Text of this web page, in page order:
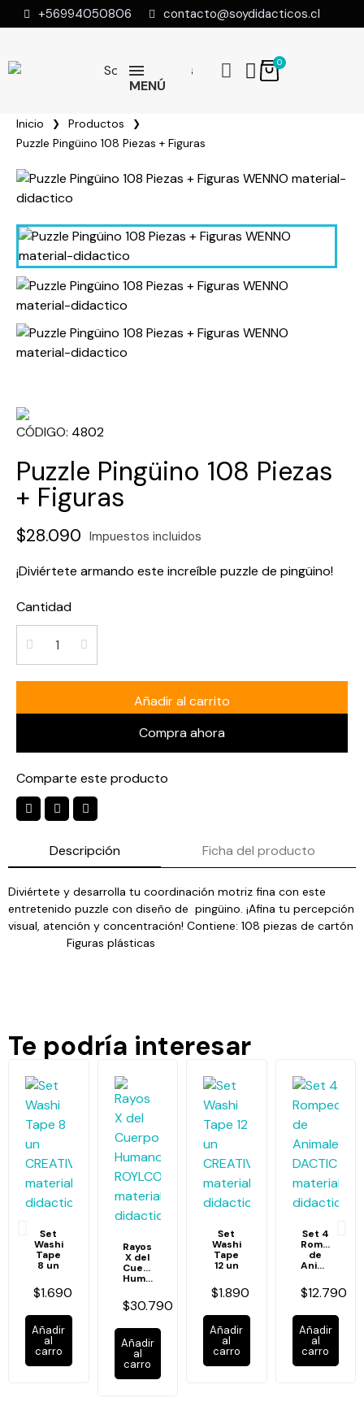
+56994050806 contacto@soydidacticos.cl
MENÚ
Inicio
Productos
Puzzle Pingüino 108 Piezas + Figuras
CÓDIGO 4802
Puzzle Pingüino 108 Piezas
+ Figuras
$28.090 Impuestos incluidos
¡Diviértete armando este increíble puzzle de pingüino!
Cantidad
Añadir al carrito
Compra ahora
Comparte este producto
Descripción Ficha del producto
Diviértete y desarrolla tu coordinación motriz fina con este
entretenido puzzle con diseño de pingüino. ¡Afina tu percepción
visual, atención y concentración! Contiene: 108 piezas de cartón
Figuras plásticas
Te podría interesar
Set
Washi
Tape
8 un
$1.690
Añadir
al
carro
Rayos
X del
Cuerpo
Humano
$30.790
Añadir
al
carro
Set
Washi
Tape
12 un
$1.890
Añadir
al
carro
Set 4
de
Animales
$12.790
Añadir
al
carro